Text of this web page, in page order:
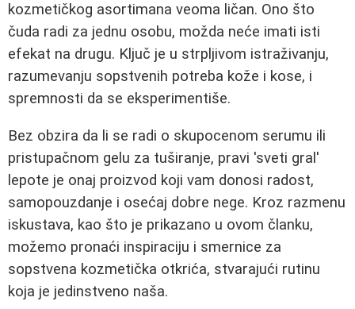
kozmetičkog asortimana veoma ličan. Ono što
čuda radi za jednu osobu, možda neće imati isti
efekat na drugu. Ključ je u strpljivom istraživanju,
razumevanju sopstvenih potreba kože i kose, i
spremnosti da se eksperimentiše.
Bez obzira da li se radi o skupocenom serumu ili
pristupačnom gelu za tuširanje, pravi 'sveti gral'
lepote je onaj proizvod koji vam donosi radost,
samopouzdanje i osećaj dobre nege. Kroz razmenu
iskustava, kao što je prikazano u ovom članku,
možemo pronaći inspiraciju i smernice za
sopstvena kozmetička otkrića, stvarajući rutinu
koja je jedinstveno naša.